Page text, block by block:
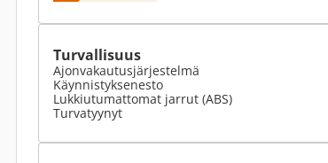
Turvallisuus
Ajonvakautusjärjestelmä
Käynnistyksenesto
Lukkiutumattomat jarrut (ABS)
Turvatyynyt